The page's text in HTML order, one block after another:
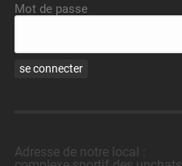
Mot de passe
Adresse de notre local :